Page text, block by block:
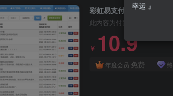
彩虹易支付 支付宝微信交
此内容为付费资源，请付费
￥ 10.9
年度会员 免费
幸运 』